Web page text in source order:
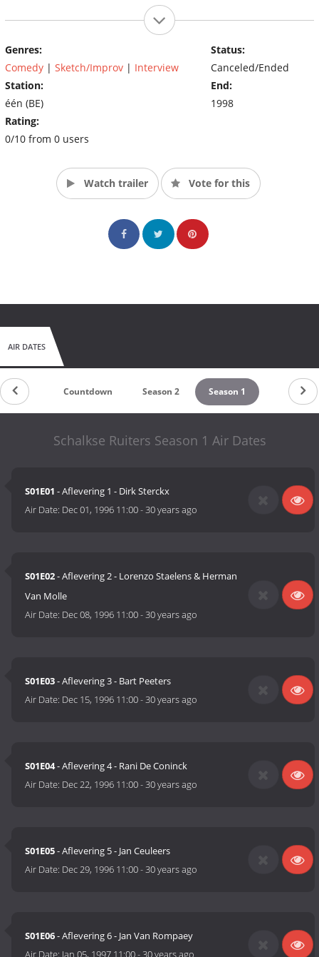
Genres:
Comedy | Sketch/Improv | Interview
Station:
één (BE)
Rating:
0/10 from 0 users
Status:
Canceled/Ended
End:
1998
Watch trailer Vote for this
AIR DATES
Countdown Season 2 Season 1
Schalkse Ruiters Season 1 Air Dates
S01E01 - Aflevering 1 - Dirk Sterckx
Air Date: Dec 01, 1996 11:00-30 years ago
S01E02- Aflevering 2 - Lorenzo Staelens & Herman
Van Molle
Air Date: Dec 08, 1996 11:00-30 years ago
S01E03- Aflevering 3 - Bart Peeters
Air Date: Dec 15, 1996 11:00-30 years ago
S01E04- Aflevering 4 - Rani De Coninck
Air Date: Dec 22, 1996 11:00-30 years ago
S01E05- Aflevering 5 - Jan Ceuleers
Air Date: Dec 29, 1996 11:00-30 years ago
S01E06- Aflevering 6 - Jan Van Rompaey
Air Date: Jan 05, 1997 11:00- 30 years ago